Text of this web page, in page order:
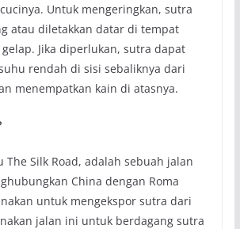
Untuk mengeringkan, sutra
atau diletakkan datar di tempat
Jika diperlukan, sutra dapat
rendah di sisi sebaliknya dari
menempatkan kain di atasnya.
The Silk Road, adalah sebuah jalan
China dengan Roma
untuk mengekspor sutra dari
jalan ini untuk berdagang sutra